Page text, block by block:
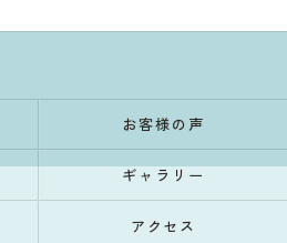
お客様の声
ギャラリー
アクセス